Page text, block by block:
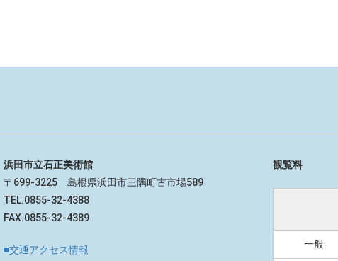
浜田市立石正美術館
〒699-3225 島根県浜田市三隅町古市場589
TEL.0855-32-4388
FAX.0855-32-4389
■交通アクセス情報
観覧料
一般